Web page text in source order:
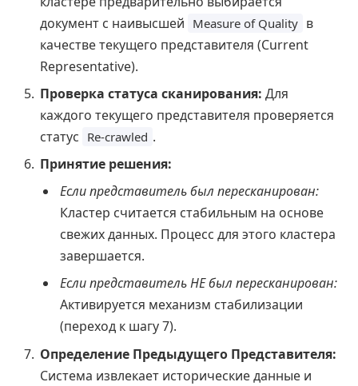
документ с наивысшей Measure of Quality в
качестве текущего представителя (Current
Representative).
Проверка статуса сканирования: Для
каждого текущего представителя проверяется
статус Re-crawled .
Принятие решения:
Если представитель был пересканирован:
Кластер считается стабильным на основе
свежих данных. Процесс для этого кластера
завершается.
Если представитель НЕ был пересканирован:
Активируется механизм стабилизации
(переход к шагу 7).
Определение Предыдущего Представителя:
Система извлекает исторические данные и